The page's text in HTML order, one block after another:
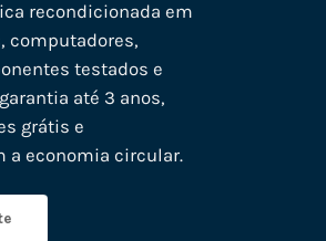
recondicionada em
computadores,
testados e
até 3 anos,
grátis e
a economia circular.